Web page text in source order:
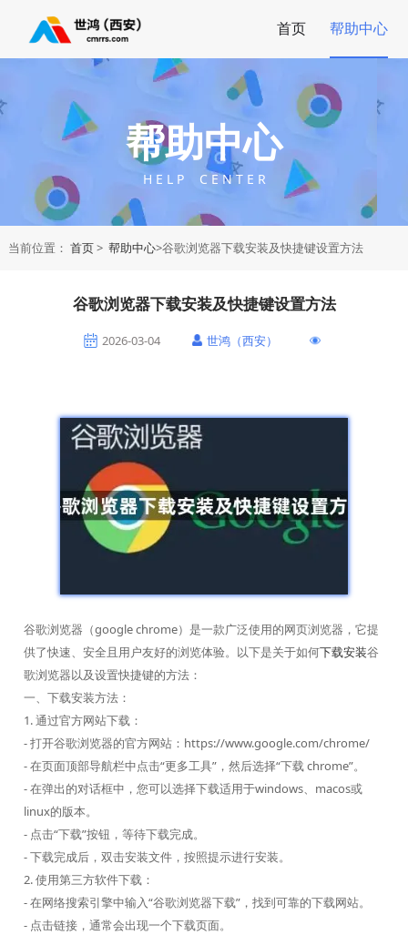
首页 帮助中心
帮助中心
H E L P C E N T E R
当前位置： 首页> 帮助中心>谷歌浏览器下载安装及快捷键设置方法
谷歌浏览器下载安装及快捷键设置方法
2026-03-04 世鸿（西安）
谷歌浏览器（google chrome）是一款广泛使用的网页浏览器，它提
供了快速、安全且用户友好的浏览体验。以下是关于如何下载安装谷
歌浏览器以及设置快捷键的方法：
一、下载安装方法：
1. 通过官方网站下载：
- 打开谷歌浏览器的官方网站：https://www.google.com/chrome/
- 在页面顶部导航栏中点击“更多工具”，然后选择“下载 chrome”。
- 在弹出的对话框中，您可以选择下载适用于windows、macos或
linux的版本。
- 点击“下载”按钮，等待下载完成。
- 下载完成后，双击安装文件，按照提示进行安装。
2. 使用第三方软件下载：
- 在网络搜索引擎中输入“谷歌浏览器下载”，找到可靠的下载网站。
- 点击链接，通常会出现一个下载页面。